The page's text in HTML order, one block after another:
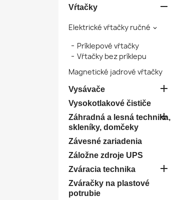
Vŕtačky 
Elektrické vŕtačky ručné 
Príklepové vŕtačky
Vŕtačky bez príklepu
Magnetické jadrové vŕtačky
Vysávače 
Vysokotlakové čističe
Záhradná a lesná technika,
skleníky, domčeky

Závesné zariadenia
Záložne zdroje UPS
Zváracia technika

Zváračky na plastové
potrubie